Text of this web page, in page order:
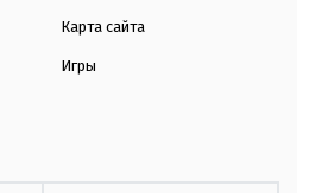
Карта сайта
Игры